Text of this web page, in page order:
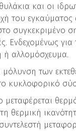
και οι
του εγκαύματος
συγκεκριμένο
Ενδεχομένως για
ή αλλομόσχευμα.
μόλυνση των
κυκλοφορικό
μεταφέρεται
θερμική